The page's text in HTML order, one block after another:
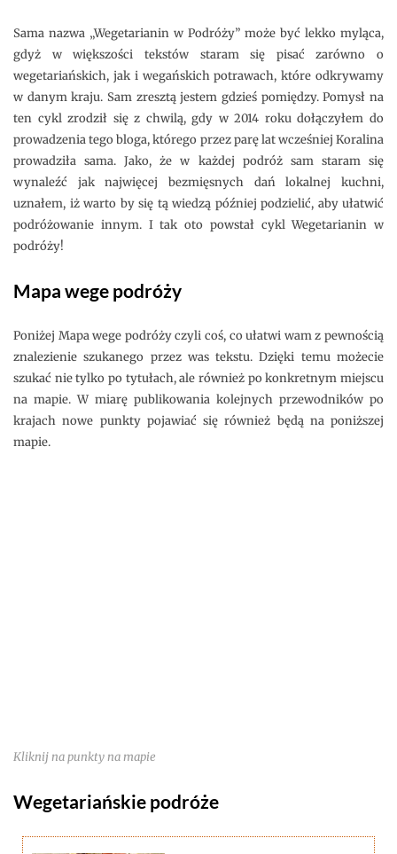
Sama nazwa „Wegetarianin w Podróży” może być lekko myląca,
gdyż w większości tekstów staram się pisać zarówno o
wegetariańskich, jak i wegańskich potrawach, które odkrywamy
w danym kraju. Sam zresztą jestem gdzieś pomiędzy. Pomysł na
ten cykl zrodził się z chwilą, gdy w 2014 roku dołączyłem do
prowadzenia tego bloga, którego przez parę lat wcześniej Koralina
prowadziła sama. Jako, że w każdej podróż sam staram się
wynaleźć jak najwięcej bezmięsnych dań lokalnej kuchni,
uznałem, iż warto by się tą wiedzą później podzielić, aby ułatwić
podróżowanie innym. I tak oto powstał cykl Wegetarianin w
podróży!
Mapa wege podróży
Poniżej Mapa wege podróży czyli coś, co ułatwi wam z pewnością
znalezienie szukanego przez was tekstu. Dzięki temu możecie
szukać nie tylko po tytułach, ale również po konkretnym miejscu
na mapie. W miarę publikowania kolejnych przewodników po
krajach nowe punkty pojawiać się również będą na poniższej
mapie.
Kliknij na punkty na mapie
Wegetariańskie podróże